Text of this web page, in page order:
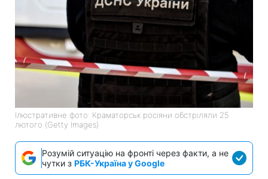
Ілюстративне фото: Краматорськ росіяни обстріляли 25
лютого (Getty Images)
Розумій ситуацію на фронті через факти, а не
чутки з РБК-Україна у Google